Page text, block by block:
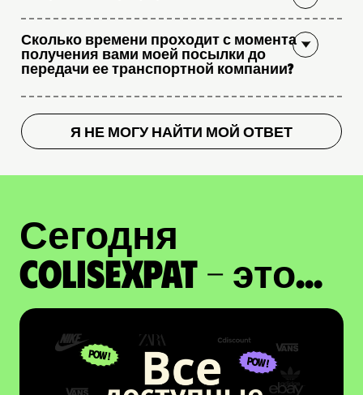
Сколько времени проходит с момента
получения вами моей посылки до
передачи ее транспортной компании?
Я НЕ МОГУ НАЙТИ МОЙ ОТВЕТ
Сегодня
ColisExpat - это...